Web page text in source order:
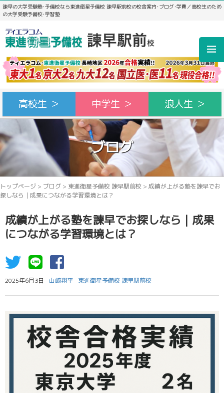
諫早の大学受験塾･予備校なら東進衛星予備校 諫早駅前校の校舎案内･ブログ･学費／高校生のため
の大学受験予備校･学習塾
高校生 ＞ 中学生 ＞ 浪人生 ＞
ブログ
トップページ > ブログ > 東進衛星予備校 諫早駅前校 > 成績が上がる塾を諫早でお
探しなら｜成果につながる学習環境とは？
成績が上がる塾を諫早でお探しなら｜成果
につながる学習環境とは？
2025年6月3日 山﨑翔平 東進衛星予備校 諫早駅前校